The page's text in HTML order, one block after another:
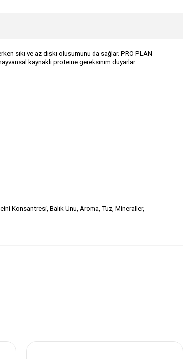
sıkı ve az dışkı oluşumunu da sağlar. PRO PLAN
kaynaklı proteine gereksinim duyarlar.
Konsantresi, Balık Unu, Aroma, Tuz, Mineraller,